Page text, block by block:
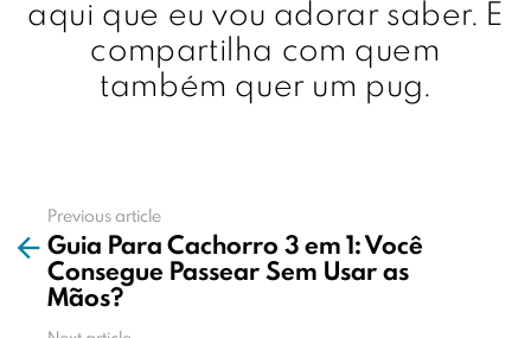
aqui que eu vou adorar saber. E
compartilha com quem
também quer um pug.
more
Previous article
Guia Para Cachorro 3 em 1: Você
Consegue Passear Sem Usar as
Mãos?